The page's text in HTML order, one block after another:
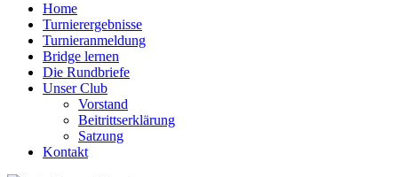
Home
Turnierergebnisse
Turnieranmeldung
Bridge lernen
Die Rundbriefe
Unser Club
Vorstand
Beitrittserklärung
Satzung
Kontakt